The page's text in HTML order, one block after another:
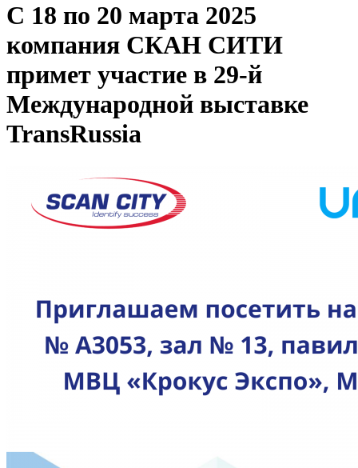
С 18 по 20 марта 2025
компания СКАН СИТИ
примет участие в 29-й
Международной выставке
TransRussia